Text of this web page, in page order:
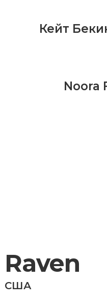
Кейт
Noora
Raven
США